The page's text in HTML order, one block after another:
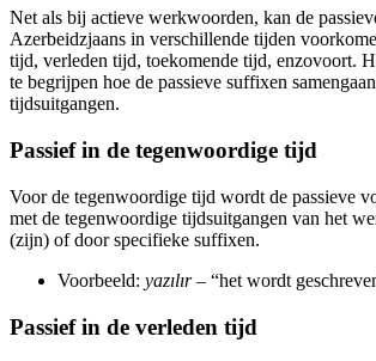
Net als bij actieve werkwoorden, kan de
Azerbeidzjaans in verschillende tijden
tijd, verleden tijd, toekomende tijd, enzovoort.
te begrijpen hoe de passieve suffixen
tijdsuitgangen.
Passief in de tegenwoordige tijd
Voor de tegenwoordige tijd wordt de passieve
met de tegenwoordige tijdsuitgangen van het
(zijn) of door specifieke suffixen.
Voorbeeld: yazılır– “het wordt
Passief in de verleden tijd